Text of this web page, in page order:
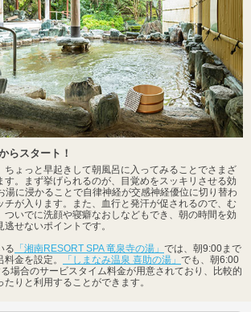
らスタート！
ちょっと早起きして朝風呂に入ってみることでさまざ
す。まず挙げられるのが、目覚めをスッキリさせる効
に浸かることで自律神経が交感神経優位に切り替わ
チが入ります。また、血行と発汗が促されるので、む
ついでに洗顔や寝癖なおしなどもでき、朝の時間を効
せないポイントです。
る 「湘南RESORT SPA 竜泉寺の湯」 では、朝9:00まで
金を設定。
「しまなみ温泉 喜助の湯」 でも、朝6:00
場合のサービスタイム料金が用意されており、比較的
りと利用することができます。